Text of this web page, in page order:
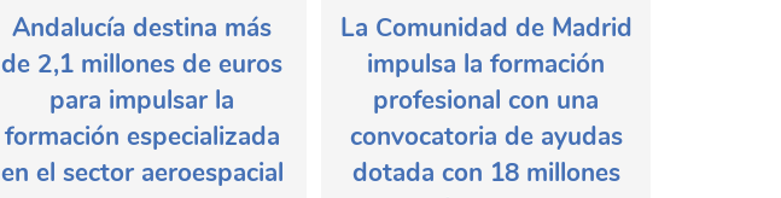
Andalucía destina más
de 2,1 millones de euros
para impulsar la
formación especializada
en el sector aeroespacial
La Comunidad de Madrid
impulsa la formación
profesional con una
convocatoria de ayudas
dotada con 18 millones